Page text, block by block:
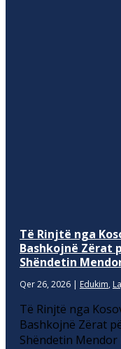
Të Rinjtë nga
Bashkojnë Zërat
Shëndetin
Qer 26, 2026 | Edukim,
Të Rinjtë nga
Bashkojnë Zërat
Shëndetin Mendor